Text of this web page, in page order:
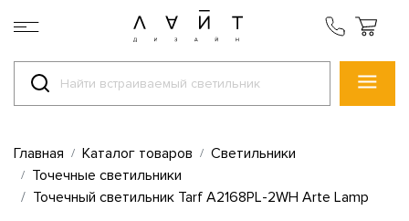
Главная Каталог товаров
Светильники
Точечные светильники
Точечный светильник Tarf A2168PL-2WH Arte Lamp